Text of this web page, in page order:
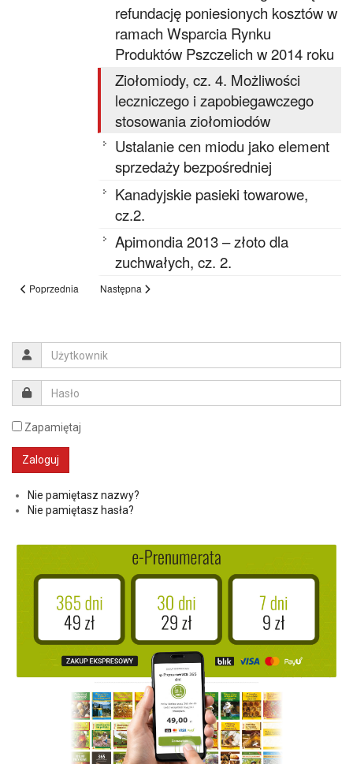
refundację poniesionych kosztów w
ramach Wsparcia Rynku
Produktów Pszczelich w 2014 roku
Ziołomiody, cz. 4. Możliwości
leczniczego i zapobiegawczego
stosowania ziołomiodów
Ustalanie cen miodu jako element
sprzedaży bezpośredniej
Kanadyjskie pasieki towarowe,
cz.2.
Apimondia 2013 – złoto dla
zuchwałych, cz. 2.
Poprzednia Następna
Zapamiętaj
Nie pamiętasz nazwy?
Nie pamiętasz hasła?